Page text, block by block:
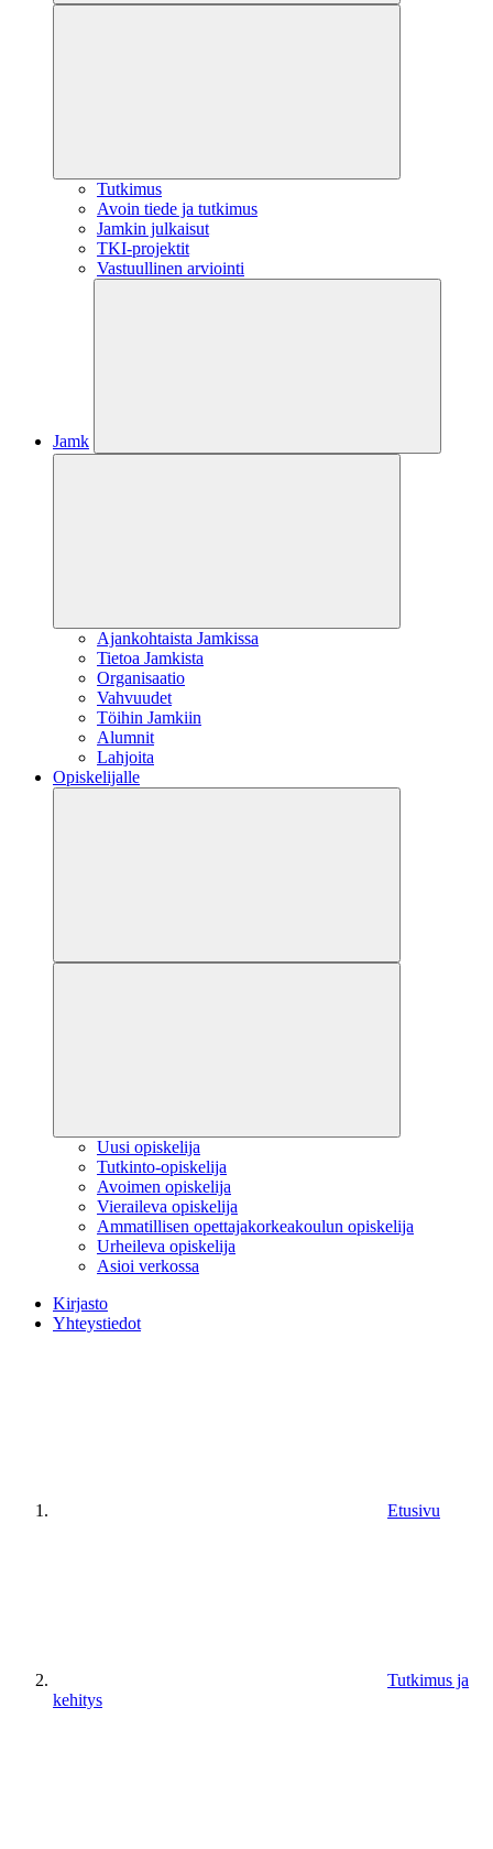
Tutkimus
Avoin tiede ja tutkimus
Jamkin julkaisut
TKI-projektit
Vastuullinen arviointi
Jamk
Ajankohtaista Jamkissa
Tietoa Jamkista
Organisaatio
Vahvuudet
Töihin Jamkiin
Alumnit
Lahjoita
Opiskelijalle
Uusi opiskelija
Tutkinto-opiskelija
Avoimen opiskelija
Vieraileva opiskelija
Ammatillisen opettajakorkeakoulun opiskelija
Urheileva opiskelija
Asioi verkossa
Kirjasto
Yhteystiedot
Etusivu
Tutkimus ja
kehitys